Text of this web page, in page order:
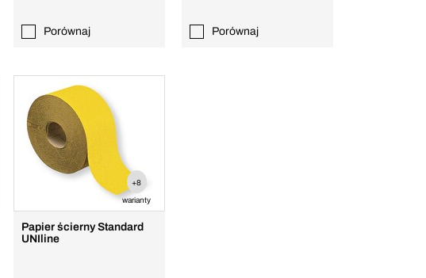
Porównaj Porównaj
+8
warianty
Papier ścierny Standard
UNIline